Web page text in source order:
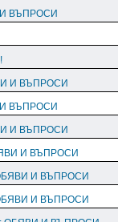
ВЪПРОСИ
И ВЪПРОСИ
ВЪПРОСИ
И ВЪПРОСИ
И ВЪПРОСИ
И ВЪПРОСИ
И ВЪПРОСИ